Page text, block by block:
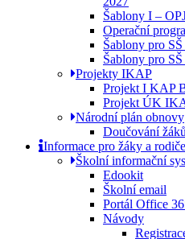
Šablony I –
Operační
Šablony pro
Šablony pro
Projekty IKAP
Projekt I KAP
Projekt ÚK
Národní plán obnovy
Doučování
Informace pro žáky a rodiče
Školní informační
Edookit
Školní email
Portál Office
Návody